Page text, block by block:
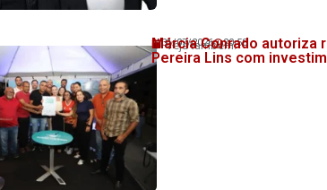
💬 Veja também!
31/07/2026 20:58
Márcia Conrado autoriza
Pereira Lins com